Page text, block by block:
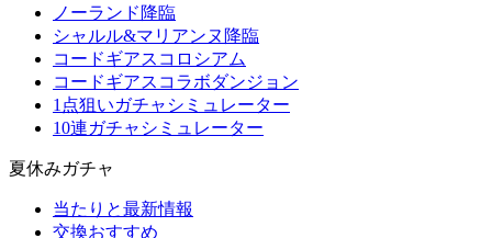
ノーランド降臨
シャルル&マリアンヌ降臨
コードギアスコロシアム
コードギアスコラボダンジョン
1点狙いガチャシミュレーター
10連ガチャシミュレーター
夏休みガチャ
当たりと最新情報
交換おすすめ